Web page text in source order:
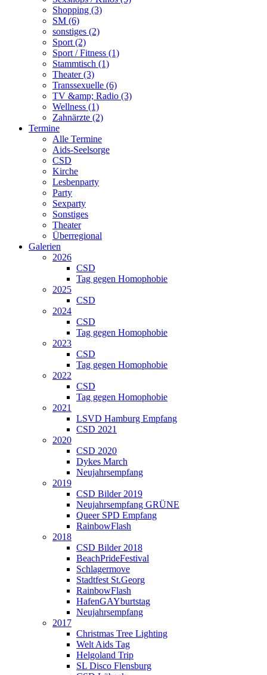
Shopping (3)
SM (6)
sonstiges (2)
Sport (2)
Sport / Fitness (1)
Stammtisch (1)
Theater (3)
Transsexuelle (6)
TV &amp; Radio (3)
Wellness (1)
Zahnärzte (2)
Termine
Alle Termine
Aids-Seelsorge
CSD
Kirche
Lesbenparty
Party
Sexparty
Sonstiges
Theater
Überregional
Galerien
2026
CSD
Tag gegen Homophobie
2025
CSD
2024
CSD
Tag gegen Homophobie
2023
CSD
Tag gegen Homophobie
2022
CSD
Tag gegen Homophobie
2021
LSVD Hamburg Empfang
CSD 2021
2020
CSD 2020
Dykes March
Neujahrsempfang
2019
CSD Bilder 2019
Neujahrsempfang GRÜNE
Queer SPD Empfang
RainbowFlash
2018
CSD Bilder 2018
BeachPrideFestival
Schlagermove
Stadtfest St.Georg
RainbowFlash
HafenGAYburtstag
Neujahrsempfang
2017
Christmas Tree Lighting
Welt Aids Tag
Helgoland Trip
SL Disco Flensburg